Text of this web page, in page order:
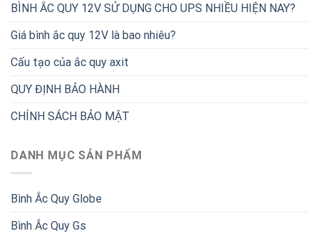
BÌNH ẮC QUY 12V SỬ DỤNG CHO UPS NHIỀU HIỆN NAY?
Giá bình ắc quy 12V là bao nhiêu?
Cấu tạo của ắc quy axit
QUY ĐỊNH BẢO HÀNH
CHÍNH SÁCH BẢO MẬT
DANH MỤC SẢN PHẨM
Bình Ắc Quy Globe
Bình Ắc Quy Gs